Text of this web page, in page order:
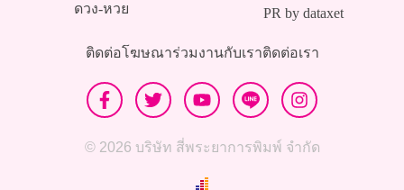
ดวง-หวย
PR by dataxet
ติดต่อโฆษณาร่วมงานกับเราติดต่อเรา
© 2026 บริษัท สี่พระยาการพิมพ์ จำกัด